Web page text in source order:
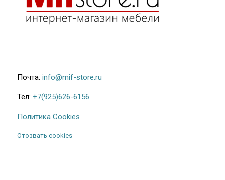
Почта: info@mif-store.ru
Тел: +7(925)626-6156
Политика Cookies
Отозвать cookies